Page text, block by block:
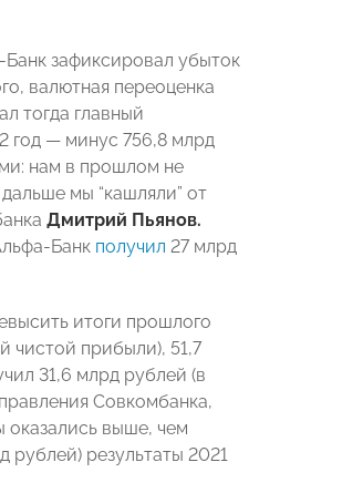
зафиксировал убыток
валютная переоценка
тогда главный
год — минус 756,8 млрд
нам в прошлом не
мы “кашляли” от
Дмитрий Пьянов.
Банк получил 27 млрд
итоги прошлого
чистой прибыли), 51,7
31,6 млрд рублей (в
Совкомбанка,
оказались выше, чем
результаты 2021